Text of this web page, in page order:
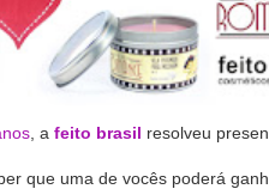
, a feito brasil resolveu
que uma de vocês poderá